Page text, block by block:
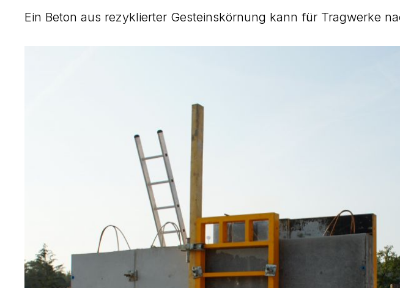
Ein Beton aus rezyklierter Gesteinskörnung kann für Tragwerke